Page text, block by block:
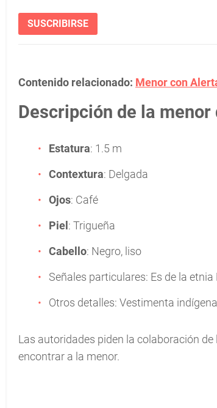
SUSCRIBIRSE
Contenido relacionado: Menor con
Descripción de la
Estatura: 1.5 m
Contextura: Delgada
Ojos: Café
Piel : Trigueña
Cabello: Negro, liso
Señales particulares: Es de la etnia
Otros detalles: Vestimenta
Las autoridades piden la colaboración
encontrar a la menor.